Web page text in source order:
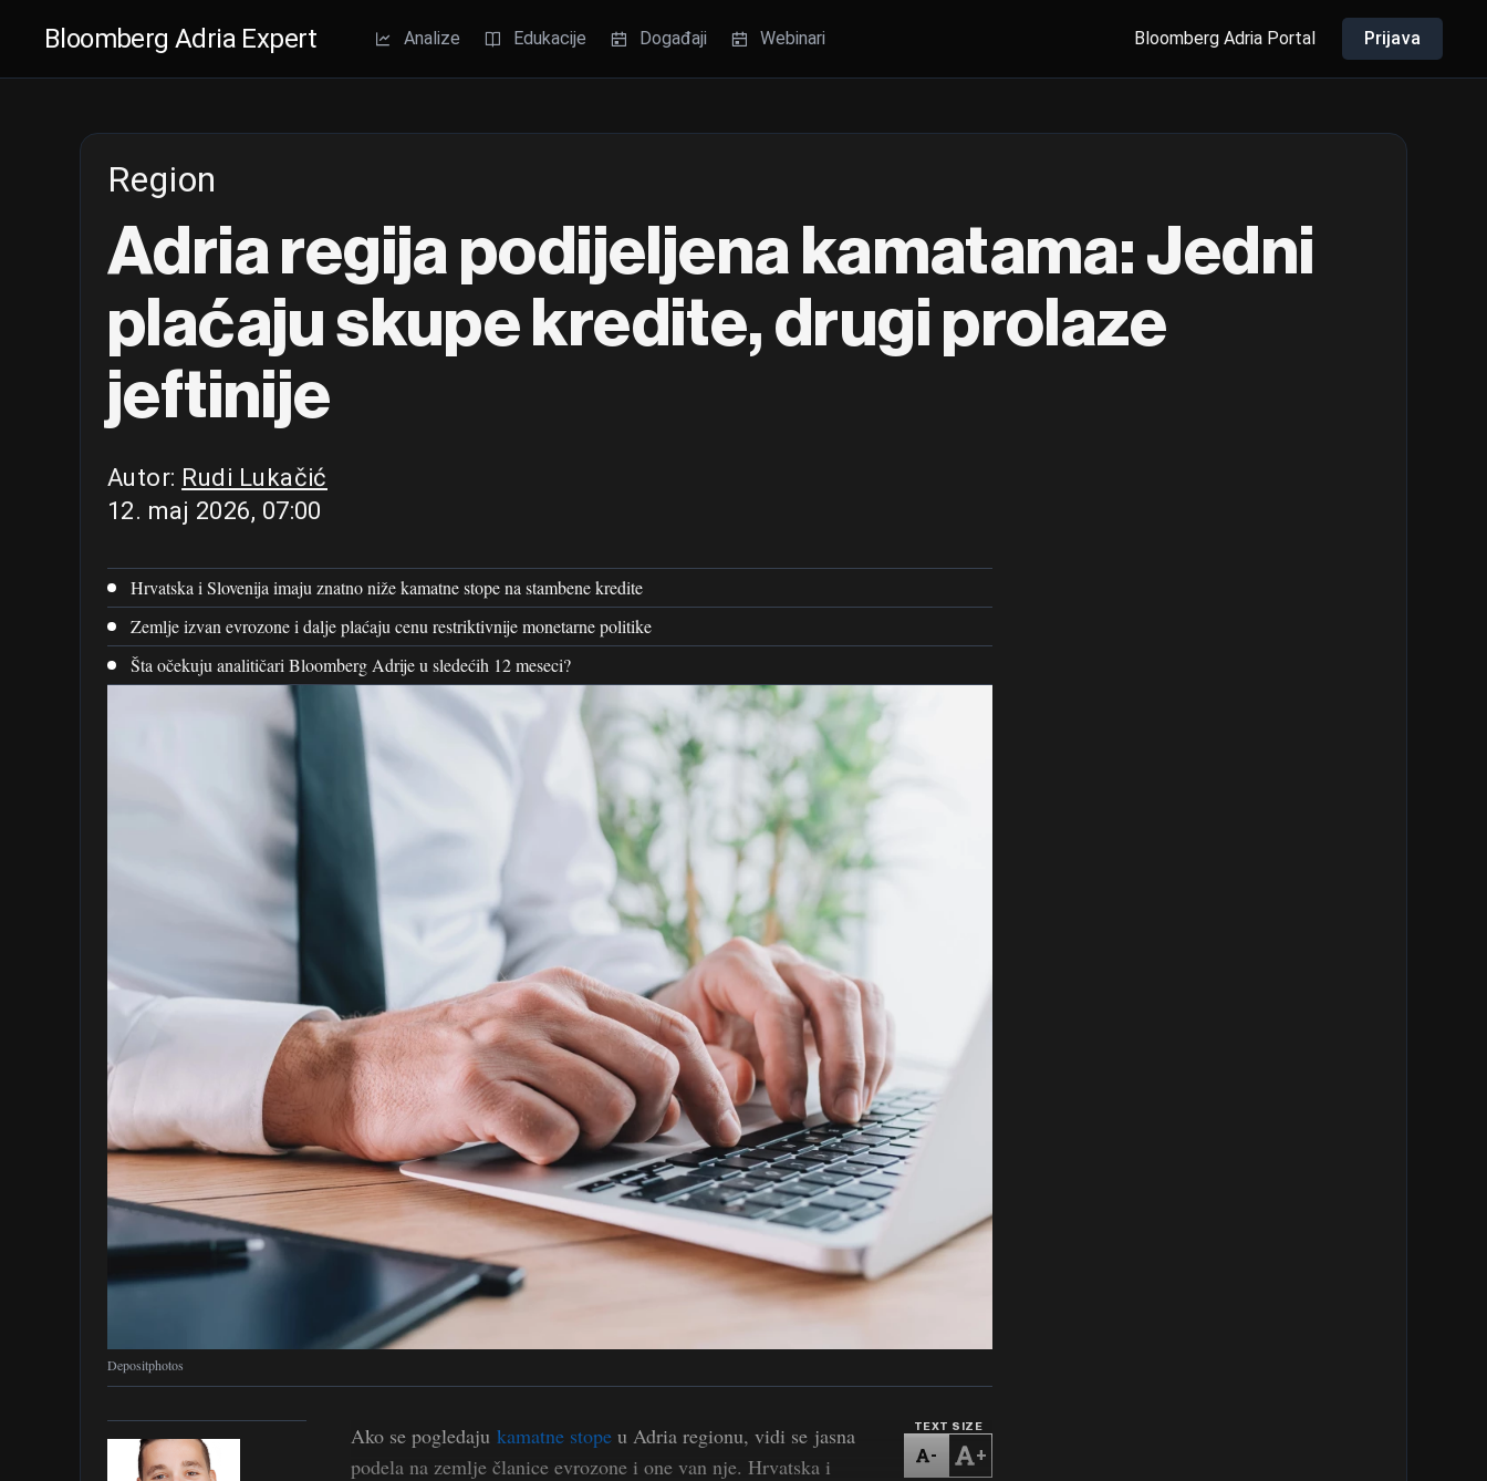
Bloomberg Adria Expert Analize Edukacije Događaji Webinari Bloomberg Adria Portal Prijava
Region
Adria regija podijeljena kamatama: Jedni
plaćaju skupe kredite, drugi prolaze
jeftinije
Autor: Rudi Lukačić
12. maj 2026, 07:00
Hrvatska i Slovenija imaju znatno niže kamatne stope na stambene kredite
Zemlje izvan evrozone i dalje plaćaju cenu restriktivnije monetarne politike
Šta očekuju analitičari Bloomberg Adrije u sledećih 12 meseci?
Depositphotos
TEXT SIZE
- +
Ako se pogledaju kamatne stope u Adria regionu, vidi se jasna
podela na zemlje članice evrozone i one van nje. Hrvatska i